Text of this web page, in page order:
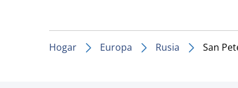
Hogar Europa Rusia San